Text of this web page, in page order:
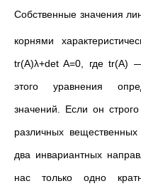
Собственные значения
корнями
tr(A)λ+det ⁡A=0, где tr(A)
этого уравнения
значений. Если он
различных
два инвариантных
нас только одно